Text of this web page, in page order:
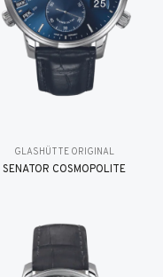
GLASHÜTTE ORIGINAL
SENATOR COSMOPOLITE